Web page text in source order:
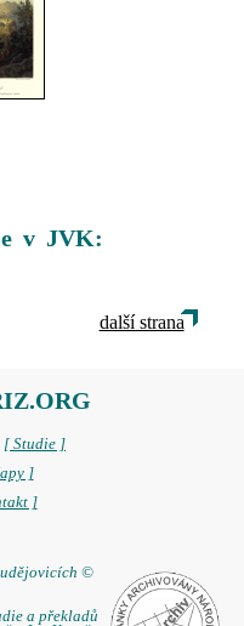
v JVK:
další strana
[ Studie ]
]
]
©
a překladů